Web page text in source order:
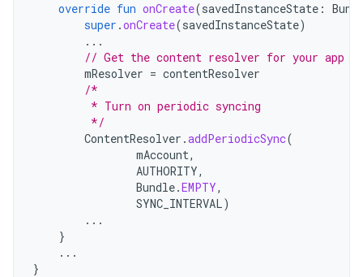
override fun onCreate(savedInstanceState :
super .onCreate(savedInstanceState)
...
// Get the content resolver for your app
mResolver = contentResolver
/*
         * Turn on periodic syncing
         */
ContentResolver .addPeriodicSync(
mAccount,
AUTHORITY,
Bundle.EMPTY,
SYNC_INTERVAL)
...
}
...
}